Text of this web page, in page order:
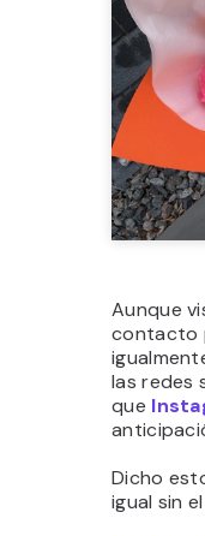
Aunque
contacto
las redes
que
Dicho
igual sin